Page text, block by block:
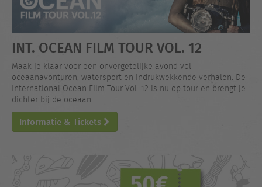
INT. OCEAN FILM TOUR VOL. 12
Maak je klaar voor een onvergetelijke avond vol
oceaanavonturen, watersport en indrukwekkende verhalen. De
International Ocean Film Tour Vol. 12 is nu op tour en brengt je
dichter bij de oceaan.
Informatie & Tickets